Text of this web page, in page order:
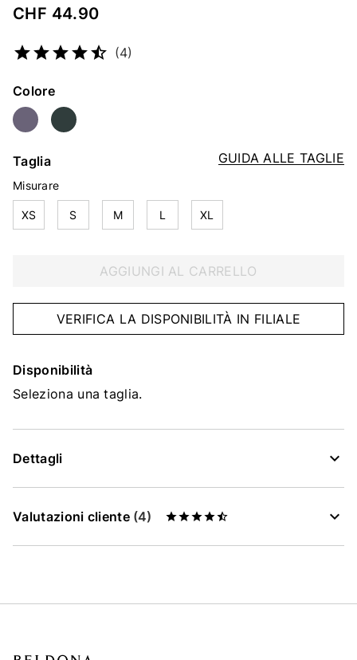
CHF 44.90
(4)
Colore
GUIDA ALLE TAGLIE
Taglia
Misurare
XS S M L XL
AGGIUNGI AL CARRELLO
VERIFICA LA DISPONIBILITÀ IN FILIALE
Disponibilità
Seleziona una taglia.
Dettagli
Valutazioni cliente (4)